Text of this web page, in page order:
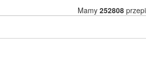
Mamy 252808